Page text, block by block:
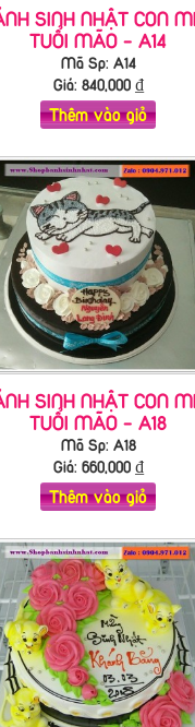
SINH NHẬT CON
TUỔI MÃO - A14
Mã Sp: A14
Giá: 840,000₫
Thêm vào giỏ
SINH NHẬT CON
TUỔI MÃO - A18
Mã Sp: A18
Giá: 660,000₫
Thêm vào giỏ